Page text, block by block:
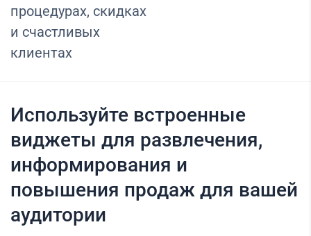
процедурах, скидках
и счастливых
клиентах
Используйте встроенные
виджеты для развлечения,
информирования и
повышения продаж для вашей
аудитории